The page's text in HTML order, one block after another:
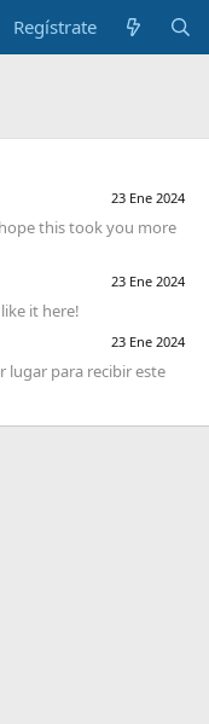
Regístrate
23 Ene 2024
this took you more
23 Ene 2024
it here!
23 Ene 2024
lugar para recibir este